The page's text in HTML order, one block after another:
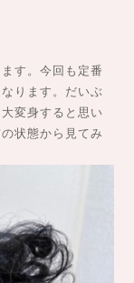
す。今回も定番
ります。だいぶ
変身すると思い
状態から見てみ